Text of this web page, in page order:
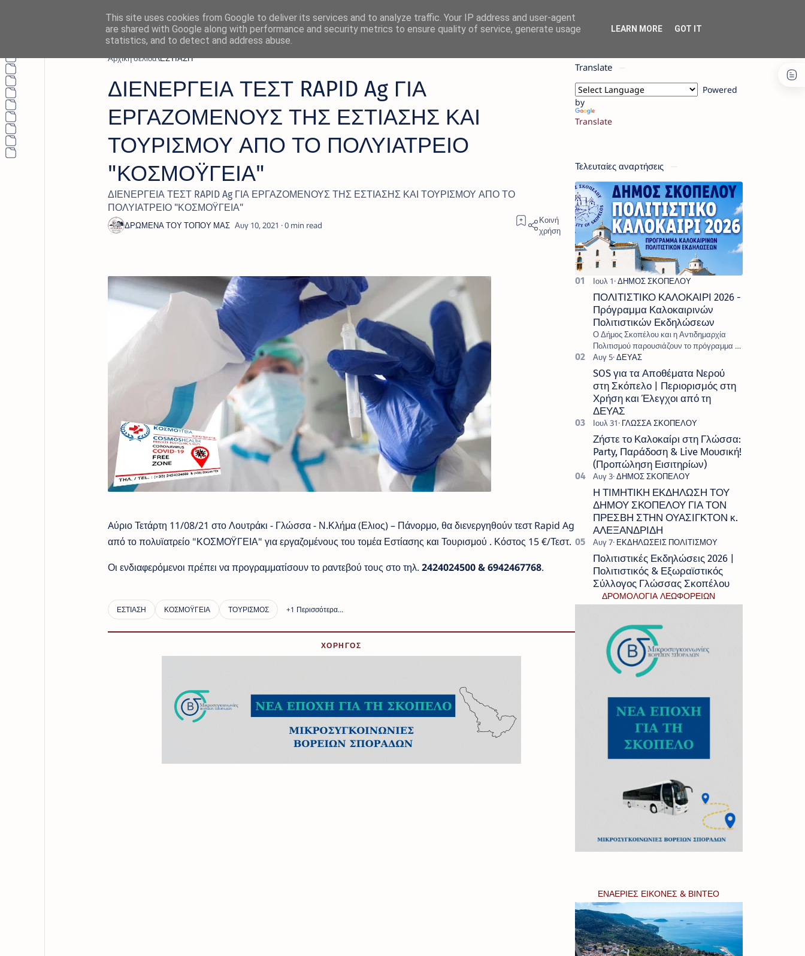
Αρχική σελίδα ΕΣΤΙΑΣΗ
ΔΙΕΝΕΡΓΕΙΑ ΤΕΣΤ RAPID Ag ΓΙΑ
ΕΡΓΑΖΟΜΕΝΟΥΣ ΤΗΣ ΕΣΤΙΑΣΗΣ ΚΑΙ
ΤΟΥΡΙΣΜΟΥ ΑΠΟ ΤΟ ΠΟΛΥΙΑΤΡΕΙΟ
"ΚΟΣΜΟΫΓΕΙΑ"
ΔΙΕΝΕΡΓΕΙΑ ΤΕΣΤ RAPID Ag ΓΙΑ ΕΡΓΑΖΟΜΕΝΟΥΣ ΤΗΣ ΕΣΤΙΑΣΗΣ ΚΑΙ ΤΟΥΡΙΣΜΟΥ ΑΠΟ ΤΟ
ΠΟΛΥΙΑΤΡΕΙΟ "ΚΟΣΜΟΫΓΕΙΑ"
0
Aύριο Τετάρτη 11/08/21 στο Λουτράκι - Γλώσσα - Ν.Κλήμα (Ελιος) – Πάνορμο, θα διενεργηθούν τεστ Rapid Ag
από το πολυϊατρείο "ΚΟΣΜΟΫΓΕΙΑ" για εργαζομένους του τομέα Εστίασης και Τουρισμού . Κόστος 15 €/Τεστ.
Οι ενδιαφερόμενοι πρέπει να προγραμματίσουν το ραντεβού τους στο τηλ. 2424024500 & 6942467768.
ΧΟΡΗΓΟΣ
Translate
Powered
by
Translate
Τελευταίες αναρτήσεις
ΠΟΛΙΤΙΣΤΙΚΟ ΚΑΛΟΚΑΙΡΙ 2026 -
Πρόγραμμα Καλοκαιρινών
Πολιτιστικών Εκδηλώσεων
Ο Δήμος Σκοπέλου και η Αντιδημαρχία
Πολιτισμού παρουσιάζουν το πρόγραμμα «
Πολιτιστικό Καλοκαίρι 2026 », ένα πλούσιο
και πολυσυλλεκτικό πρόγραμμα εκδ…
SOS για τα Αποθέματα Νερού
στη Σκόπελο | Περιορισμός στη
Χρήση και Έλεγχοι από τη
ΔΕΥΑΣ
Ζήστε το Καλοκαίρι στη Γλώσσα:
Party, Παράδοση & Live Μουσική!
(Προπώληση Εισιτηρίων)
Η ΤΙΜΗΤΙΚΗ ΕΚΔΗΛΩΣΗ ΤΟΥ
ΔΗΜΟΥ ΣΚΟΠΕΛΟΥ ΓΙΑ ΤΟΝ
ΠΡΕΣΒΗ ΣΤΗΝ ΟΥΑΣΙΓΚΤΟΝ κ.
ΑΛΕΞΑΝΔΡΙΔΗ
Πολιτιστικές Εκδηλώσεις 2026 |
Πολιτιστικός & Εξωραϊστικός
Σύλλογος Γλώσσας Σκοπέλου
ΔΡΟΜΟΛΟΓΙΑ ΛΕΩΦΟΡΕΙΩΝ
ΕΝΑΕΡΙΕΣ ΕΙΚΟΝΕΣ & ΒΙΝΤΕΟ
This site uses cookies from Google to deliver its services and to analyze traffic. Your IP address and user-agent
are shared with Google along with performance and security metrics to ensure quality of service, generate usage
statistics, and to detect and address abuse.
LEARN MORE GOT IT